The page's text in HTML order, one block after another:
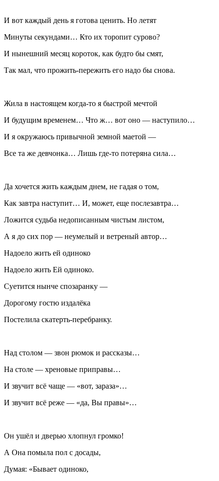
И вот каждый день я готова ценить. Но летят
Минуты секундами… Кто их торопит сурово?
И нынешний месяц короток, как будто бы смят,
Так мал, что прожить-пережить его надо бы снова.
Жила в настоящем когда-то я быстрой мечтой
И будущим временем… Что ж… вот оно — наступило…
И я окружаюсь привычной земной маетой —
Все та же девчонка… Лишь где-то потеряна сила…
Да хочется жить каждым днем, не гадая о том,
Как завтра наступит… И, может, еще послезавтра…
Ложится судьба недописанным чистым листом,
А я до сих пор — неумелый и ветреный автор…
Надоело жить ей одиноко
Надоело жить Ей одиноко.
Суетится нынче спозаранку —
Дорогому гостю издалёка
Постелила скатерть-перебранку.
Над столом — звон рюмок и рассказы…
На столе — хреновые приправы…
И звучит всё чаще — «вот, зараза»…
И звучит всё реже — «да, Вы правы»…
Он ушёл и дверью хлопнул громко!
А Она помыла пол с досады,
Думая: «Бывает одиноко,